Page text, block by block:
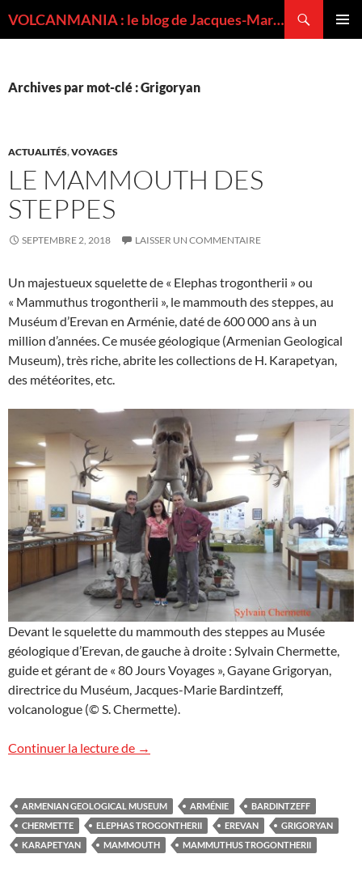
VOLCANMANIA : le blog de Jacques-Marie BARDINTZEFF, volcanologue
Archives par mot-clé : Grigoryan
ACTUALITÉS,VOYAGES
LE MAMMOUTH DES
STEPPES
SEPTEMBRE 2, 2018 LAISSER UN COMMENTAIRE
Un majestueux squelette de « Elephas trogontherii » ou
« Mammuthus trogontherii », le mammouth des steppes, au
Muséum d’Erevan en Arménie, daté de 600 000 ans à un
million d’années. Ce musée géologique (Armenian Geological
Museum), très riche, abrite les collections de H. Karapetyan,
des météorites, etc.
Devant le squelette du mammouth des steppes au Musée
géologique d’Erevan, de gauche à droite : Sylvain Chermette,
guide et gérant de « 80 Jours Voyages », Gayane Grigoryan,
directrice du Muséum, Jacques-Marie Bardintzeff,
volcanologue (© S. Chermette).
Continuer la lecture de Le mammouth des steppes
→
ARMENIAN GEOLOGICAL MUSEUM ARMÉNIE
BARDINTZEFF
CHERMETTE
ELEPHAS TROGONTHERII EREVAN
GRIGORYAN
KARAPETYAN
MAMMOUTH MAMMUTHUS TROGONTHERII